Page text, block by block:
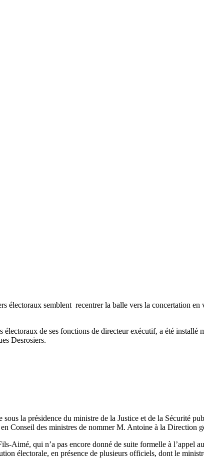
électoraux semblent recentrer la balle vers la concertation en
de ses fonctions de directeur exécutif, a été installé
Desrosiers.
la présidence du ministre de la Justice et de la Sécurité
Conseil des ministres de nommer M. Antoine à la Direction
qui n’a pas encore donné de suite formelle à l’appel
électorale, en présence de plusieurs officiels, dont le